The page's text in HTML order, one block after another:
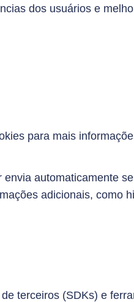
dos usuários e
para mais
automaticamente
adicionais, como
terceiros (SDKs) e